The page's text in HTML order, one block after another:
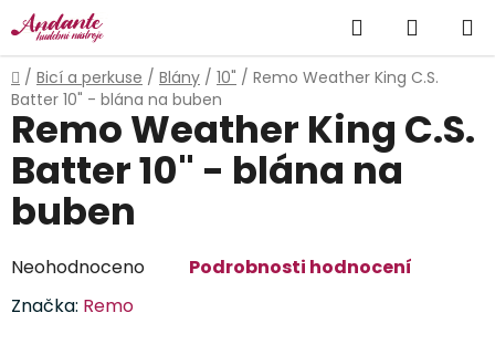
Přejít
na
obsah
Hledat
KOŠÍK
Domů
/ Bicí a perkuse / Blány / 10" / Remo Weather King C.S.
Batter 10" - blána na buben
Remo Weather King C.S.
Batter 10" - blána na
buben
Průměrné
produktu
Neohodnoceno
Podrobnosti hodnocení
Značka: Remo